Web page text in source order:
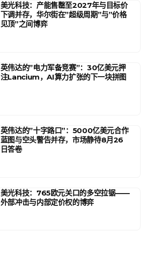
美光科技：产能售罄至2027年与目标价
下调并存，华尔街在”超级周期”与”价格
见顶”之间博弈
英伟达的”电力军备竞赛”：30亿美元押
注Lancium，AI算力扩张的下一块拼图
英伟达的”十字路口”：5000亿美元合作
蓝图与空头警告并存，市场静待8月26
日答卷
美光科技：765欧元关口的多空拉锯——
外部冲击与内部定价权的博弈